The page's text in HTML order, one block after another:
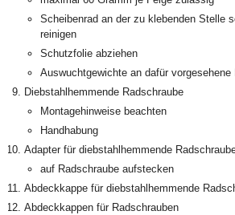
Scheibenrad an der zu klebenden Stelle
reinigen
Schutzfolie abziehen
Auswuchtgewichte an dafür vorgesehene
Diebstahlhemmende Radschraube
Montagehinweise beachten
Handhabung
Adapter für diebstahlhemmende
auf Radschraube aufstecken
Abdeckkappe für diebstahlhemmende
Abdeckkappen für Radschrauben